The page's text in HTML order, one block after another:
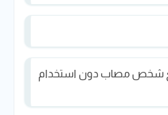
شخص مصاب دون استخدام